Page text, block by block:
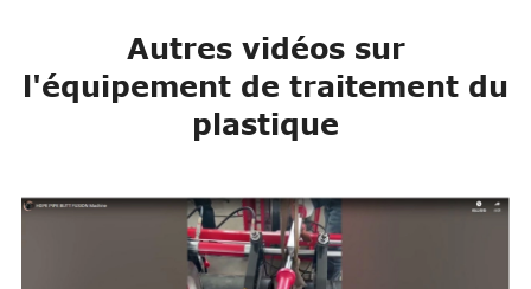
Autres vidéos sur
l'équipement de traitement du
plastique